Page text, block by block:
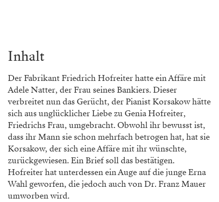
Inhalt
Der Fabrikant Friedrich Hofreiter hatte ein Affäre mit
Adele Natter, der Frau seines Bankiers. Dieser
verbreitet nun das Gerücht, der Pianist Korsakow hätte
sich aus unglücklicher Liebe zu Genia Hofreiter,
Friedrichs Frau, umgebracht. Obwohl ihr bewusst ist,
dass ihr Mann sie schon mehrfach betrogen hat, hat sie
Korsakow, der sich eine Affäre mit ihr wünschte,
zurückgewiesen. Ein Brief soll das bestätigen.
Hofreiter hat unterdessen ein Auge auf die junge Erna
Wahl geworfen, die jedoch auch von Dr. Franz Mauer
umworben wird.